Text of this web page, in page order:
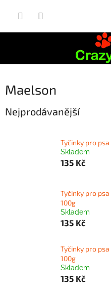
Maelson
Nejprodávanější
Tyčinky pro
Skladem
135 Kč
Tyčinky pro
100g
Skladem
135 Kč
Tyčinky pro
100g
Skladem
135 Kč